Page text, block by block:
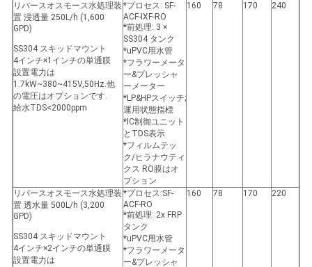
リバースオスモース水処理装
置 浸透量 250L/h (1,600
GPD)
SS304 スキッドマウント
4インチ×1インチの単通膜
設置電力は
1.7kW~380~415V,50Hz.他
の電圧はオプションです.
給水TDS<2000ppm
*プロセス: SF-
ACF-IXF-RO
*前処理: 3 ×
SS304 タンク
*uPVC用水管
*フラワーメータ
ー&プレッシャ
ーメーター
*LP&HPスイッチ;
運用状態指標
*IC制御ユニット
とTDS表示
*フィルムテッ
ク/ヒラナウティ
クス RO膜はオ
プション
160 78 170 240
リバースオスモース水処理装
置 透水量 500L/h (3,200
GPD)
SS304 スキッドマウント
4インチ×2インチの単通膜
設置電力は
*プロセス:SF-
ACF-RO
*前処理: 2x FRP
タンク
*uPVC用水管
*フラワーメータ
ー&プレッシャ
160 78 170 220